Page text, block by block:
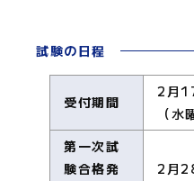
試験の日程
受付期間
2月
（水
第一次試
験合格発
2月